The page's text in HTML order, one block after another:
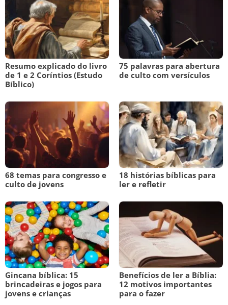
Resumo explicado do livro
de 1 e 2 Coríntios (Estudo
Bíblico)
75 palavras para abertura
de culto com versículos
68 temas para congresso e
culto de jovens
18 histórias bíblicas para
ler e refletir
Gincana bíblica: 15
brincadeiras e jogos para
jovens e crianças
Benefícios de ler a Bíblia:
12 motivos importantes
para o fazer